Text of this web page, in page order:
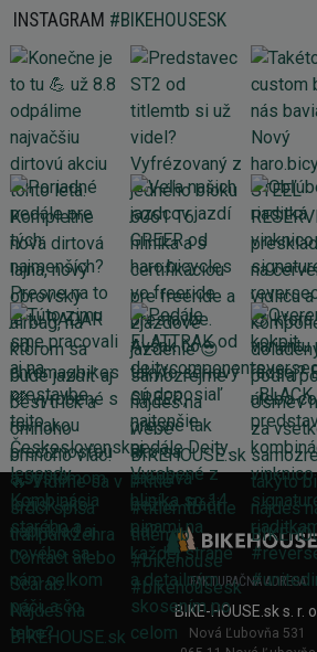
INSTAGRAM #BIKEHOUSESK
FAKTURAČNÁ ADRESA
BIKE-HOUSE.sk s. r. o.
Nová Ľubovňa 531